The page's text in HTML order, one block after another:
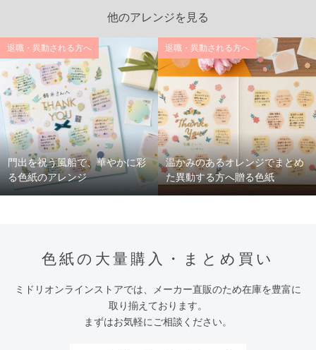
他のアレンジを見る
門出を祝う風船で、華やかに彩
る色紙のアレンジ
退職・異動される方へ
温かみのあるオレンジでまとめ
た異動する方へ贈る色紙
退職・異動される方へ
色紙の大量購入・まとめ買い
ミドリオンラインストアでは、メーカー直販のため在庫を豊富に
取り揃えております。
まずはお気軽にご相談ください。